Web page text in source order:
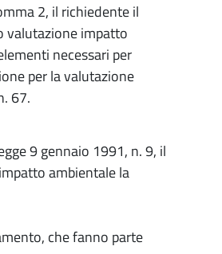
2, il richiedente il
valutazione impatto
necessari per
per la valutazione
67.
9 gennaio 1991, n. 9, il
ambientale la
che fanno parte